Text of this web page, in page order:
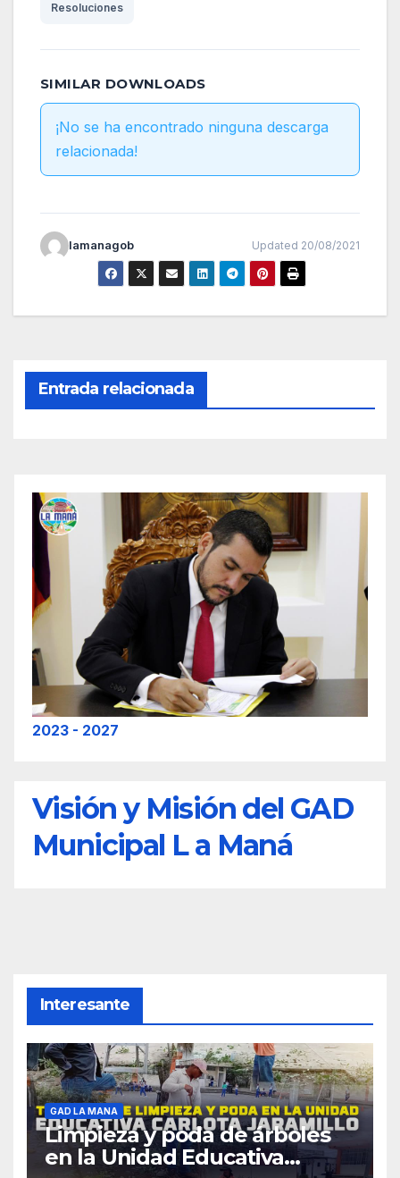
Resoluciones
SIMILAR DOWNLOADS
¡No se ha encontrado ninguna descarga
relacionada!
lamanagob Updated 20/08/2021
Entrada relacionada
2023 - 2027
Visión y Misión del GAD
Municipal L a Maná
Interesante
GAD LA MANA
Limpieza y poda de árboles
en la Unidad Educativa